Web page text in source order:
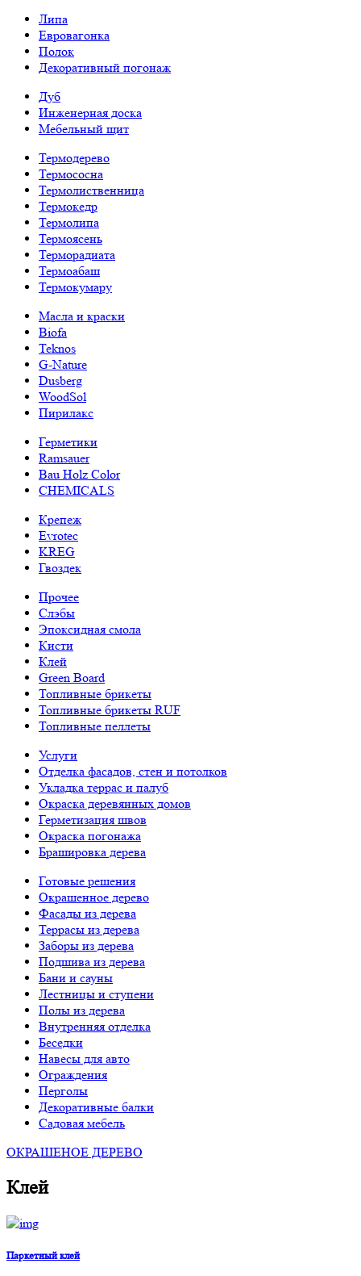
Липа
Евровагонка
Полок
Декоративный погонаж
Дуб
Инженерная доска
Мебельный щит
Термодерево
Термососна
Термолиственница
Термокедр
Термолипа
Термоясень
Терморадиата
Термоабаш
Термокумару
Масла и краски
Biofa
Teknos
G-Nature
Dusberg
WoodSol
Пирилакс
Герметики
Ramsauer
Bau Holz Color
CHEMICALS
Крепеж
Evrotec
KREG
Гвоздек
Прочее
Слэбы
Эпоксидная смола
Кисти
Клей
Green Board
Топливные брикеты
Топливные брикеты RUF
Топливные пеллеты
Услуги
Отделка фасадов, стен и потолков
Укладка террас и палуб
Окраска деревянных домов
Герметизация швов
Окраска погонажа
Брашировка дерева
Готовые решения
Окрашенное дерево
Фасады из дерева
Террасы из дерева
Заборы из дерева
Подшива из дерева
Бани и сауны
Лестницы и ступени
Полы из дерева
Внутренняя отделка
Беседки
Навесы для авто
Ограждения
Перголы
Декоративные балки
Садовая мебель
ОКРАШЕНОЕ ДЕРЕВО
Клей
Паркетный клей